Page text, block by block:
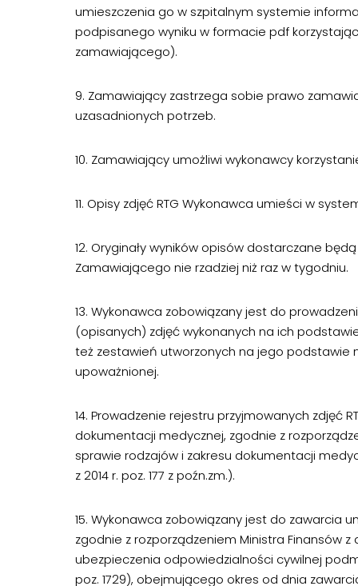
umieszczenia go w szpitalnym systemie
podpisanego wyniku w formacie pdf
zamawiającego).
9. Zamawiający zastrzega sobie prawo
uzasadnionych potrzeb.
10. Zamawiający umożliwi wykonawcy
11. Opisy zdjęć RTG Wykonawca umieści w
12. Oryginały wyników opisów dostarczane
Zamawiającego nie rzadziej niż raz w tygodniu.
13. Wykonawca zobowiązany jest do
(opisanych) zdjęć wykonanych na ich
też zestawień utworzonych na jego podstawie
upoważnionej.
14. Prowadzenie rejestru przyjmowanych zdjęć
dokumentacji medycznej, zgodnie z
sprawie rodzajów i zakresu dokumentacji
z 2014 r. poz. 177 z poźn.zm.).
15. Wykonawca zobowiązany jest do zawarcia
zgodnie z rozporządzeniem Ministra Finansów
ubezpieczenia odpowiedzialności cywilnej
poz. 1729), obejmującego okres od dnia